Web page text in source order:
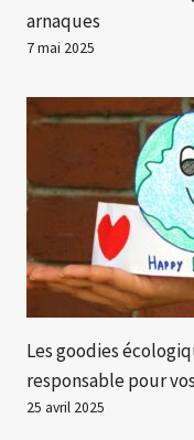
arnaques
7 mai 2025
Les goodies
responsable pour
25 avril 2025